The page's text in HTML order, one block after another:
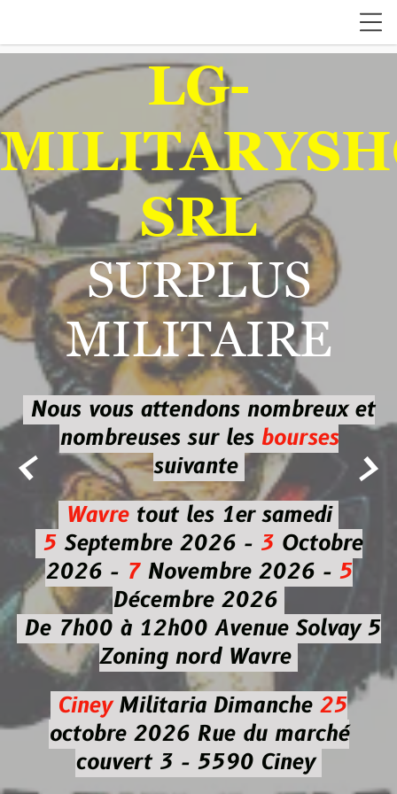
 
LG-
SRL
SURPLUS
MILITAIRE
Nous vous attendons nombreux et
nombreuses sur les bourses
suivante
Wavretout les 1er samedi
5Septembre 2026 - 3Octobre
2026 -7Novembre 2026 - 5
Décembre 2026
De 7h00 à 12h00 Avenue Solvay 5
Zoning nord Wavre
CineyMilitaria Dimanche 25
octobre 2026Rue du marché
couvert 3 - 5590 Ciney